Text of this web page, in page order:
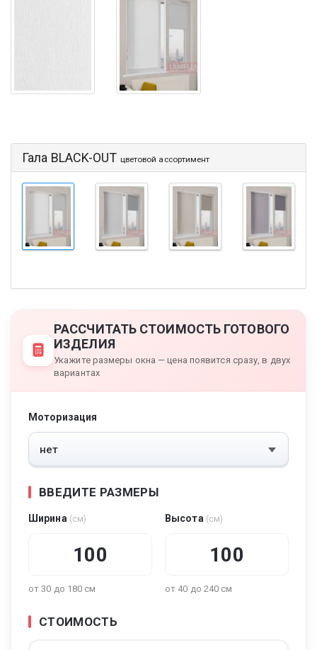
Гала BLACK-OUT цветовой ассортимент
РАССЧИТАТЬ СТОИМОСТЬ ГОТОВОГО
ИЗДЕЛИЯ
Укажите размеры окна — цена появится сразу, в двух
вариантах
Моторизация
ВВЕДИТЕ РАЗМЕРЫ
Ширина (см)
от 30 до 180 см
Высота (см)
от 40 до 240 см
СТОИМОСТЬ